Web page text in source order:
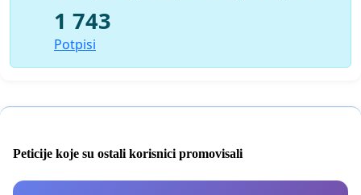
1 743
Potpisi
Peticije koje su ostali korisnici promovisali